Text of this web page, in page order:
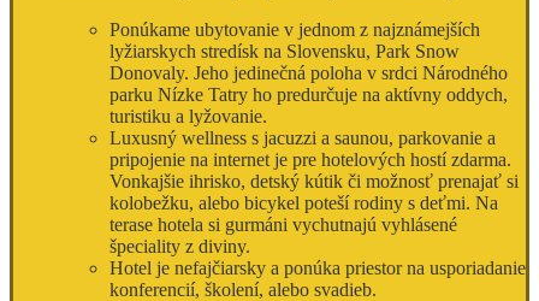
Ponúkame ubytovanie v jednom z najznámejších
lyžiarskych stredísk na Slovensku, Park Snow
Donovaly. Jeho jedinečná poloha v srdci Národného
parku Nízke Tatry ho predurčuje na aktívny oddych,
turistiku a lyžovanie.
Luxusný wellness s jacuzzi a saunou, parkovanie a
pripojenie na internet je pre hotelových hostí zdarma.
Vonkajšie ihrisko, detský kútik či možnosť prenajať si
kolobežku, alebo bicykel poteší rodiny s deťmi. Na
terase hotela si gurmáni vychutnajú vyhlásené
špeciality z diviny.
Hotel je nefajčiarsky a ponúka priestor na usporiadanie
konferencií, školení, alebo svadieb.